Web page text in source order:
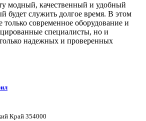
модный, качественный и удобный
будет служить долгое время. В этом
только современное оборудование и
специалисты, но и
надежных и проверенных
Край 354000